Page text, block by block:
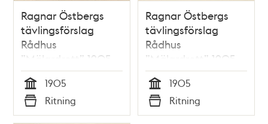
Ragnar Östbergs
tävlingsförslag
Rådhus
”Mälardrott” 1905,
planritning
bottenvåning
Tid
1905
Typ
Ritning
Ragnar Östbergs
tävlingsförslag
Rådhus
”Mälardrott” 1905,
sektioner och planer
tornet
Tid
1905
Typ
Ritning